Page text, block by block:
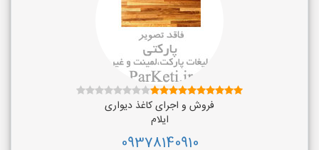
فروش و اجرای کاغذ دیواری
ایلام
09378140910